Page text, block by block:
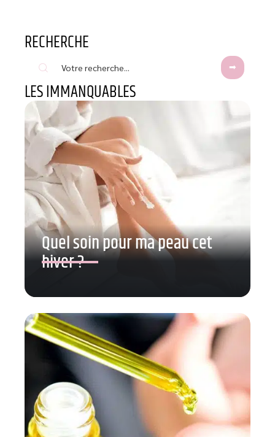
RECHERCHE
LES IMMANQUABLES
Quel soin pour ma peau cet
hiver ?